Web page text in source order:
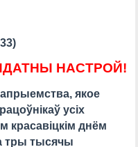
НАСТРОЙ!
якое
усіх
красавіцкім днём
тры тысячы